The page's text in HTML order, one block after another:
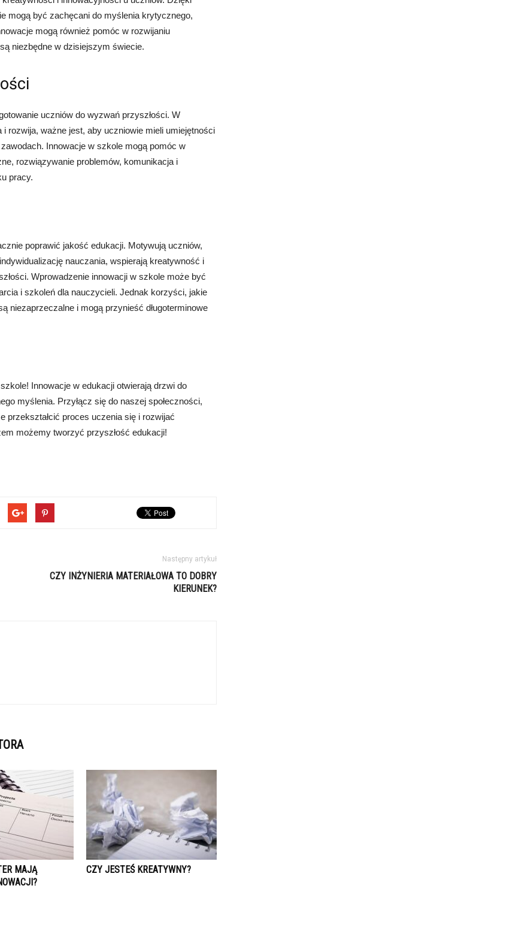
mogą być zachęcani do myślenia krytycznego,
mogą również pomóc w rozwijaniu
niezbędne w dzisiejszym świecie.
uczniów do wyzwań przyszłości. W
rozwija, ważne jest, aby uczniowie mieli umiejętności
Innowacje w szkole mogą pomóc w
rozwiązywanie problemów, komunikacja i
pracy.
poprawić jakość edukacji. Motywują uczniów,
nauczania, wspierają kreatywność i
Wprowadzenie innowacji w szkole może być
i szkoleń dla nauczycieli. Jednak korzyści, jakie
niezaprzeczalne i mogą przynieść długoterminowe
Innowacje w edukacji otwierają drzwi do
myślenia. Przyłącz się do naszej społeczności,
przekształcić proces uczenia się i rozwijać
możemy tworzyć przyszłość edukacji!
Następny artykuł
CZY INŻYNIERIA MATERIAŁOWA TO DOBRY
KIERUNEK?
MAJĄ
CZY JESTEŚ KREATYWNY?